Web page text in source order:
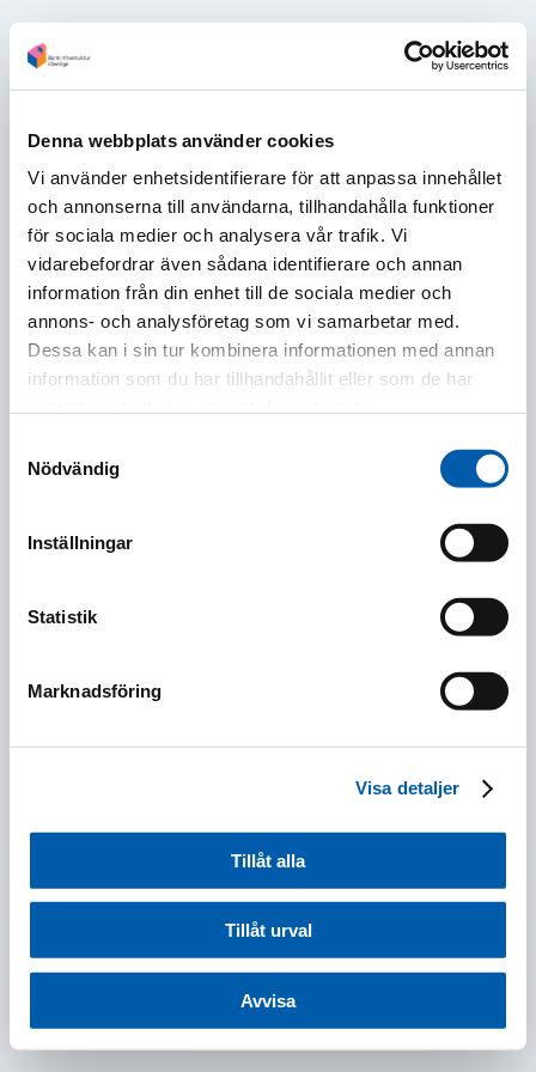
Denna webbplats använder cookies
Vi använder enhetsidentifierare för att anpassa innehållet
och annonserna till användarna, tillhandahålla funktioner
för sociala medier och analysera vår trafik. Vi
vidarebefordrar även sådana identifierare och annan
information från din enhet till de sociala medier och
annons- och analysföretag som vi samarbetar med.
Dessa kan i sin tur kombinera informationen med annan
information som du har tillhandahållit eller som de har
Nödvändig
Inställningar
Statistik
Marknadsföring
Visa detaljer
Tillåt alla
Tillåt urval
Avvisa
Logga in med personligt konto
Lösenord
Logga in
Glömt lösenord?
För dig som har tillgång till mer innehåll via IP-
Tillbaka till Bankinfrastruktur